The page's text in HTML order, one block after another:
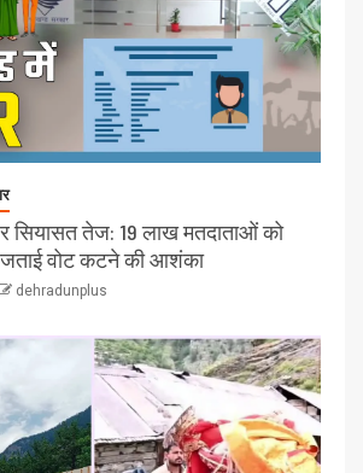
सियासत तेज: 19 लाख मतदाताओं को
वोट कटने की आशंका
dehradunplus